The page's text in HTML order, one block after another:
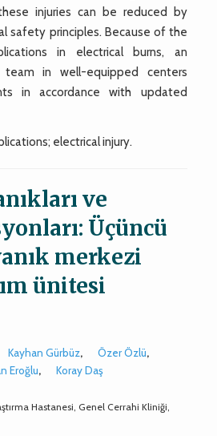
injuries can be reduced by
safety principles. Because of the
in electrical burns, an
team in well-equipped centers
in accordance with updated
electrical injury.
ve
Üçüncü
merkezi
ünitesi
Kayhan Gürbüz, Özer Özlü,
Eroğlu, Koray Daş
Hastanesi, Genel Cerrahi Kliniği,